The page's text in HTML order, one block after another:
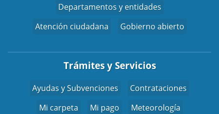
Departamentos y entidades
Atención ciudadana
Gobierno abierto
Trámites y Servicios
Ayudas y Subvenciones
Contrataciones
Mi carpeta
Mi pago
Meteorología